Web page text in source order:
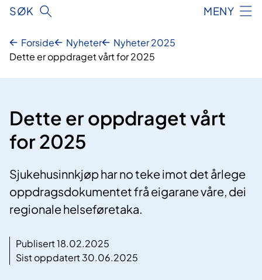
SØK MENY
Forside Nyheter
Nyheter 2025
Dette er oppdraget vårt for 2025
Dette er oppdraget vårt
for 2025
Sjukehusinnkjøp har no teke imot det årlege
oppdragsdokumentet frå eigarane våre, dei
regionale helseføretaka.
Publisert 18.02.2025
Sist oppdatert 30.06.2025